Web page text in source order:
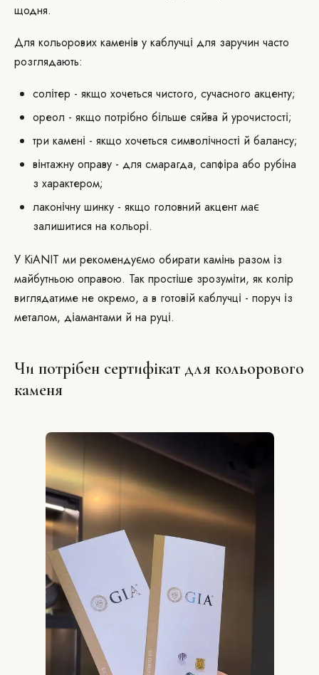
щодня.
Для кольорових каменів у каблучці для заручин часто
розглядають:
солітер - якщо хочеться чистого, сучасного акценту;
ореол - якщо потрібно більше сяйва й урочистості;
три камені - якщо хочеться символічності й балансу;
вінтажну оправу - для смарагда, сапфіра або рубіна
з характером;
лаконічну шинку - якщо головний акцент має
залишитися на кольорі.
У KiANIT ми рекомендуємо обирати камінь разом із
майбутньою оправою. Так простіше зрозуміти, як колір
виглядатиме не окремо, а в готовій каблучці - поруч із
металом, діамантами й на руці.
Чи потрібен сертифікат для кольорового
каменя